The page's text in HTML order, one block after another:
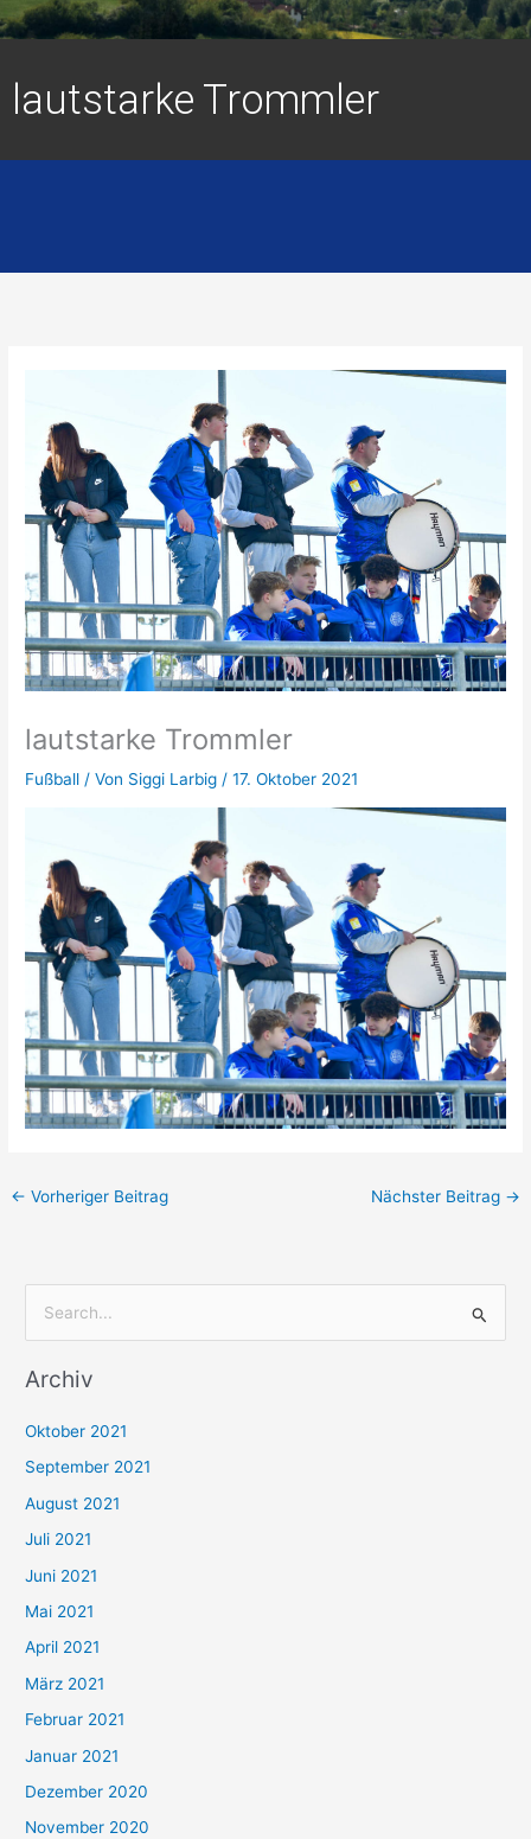
lautstarke Trommler
lautstarke Trommler
Fußball / Von Siggi Larbig/17. Oktober 2021
← Vorheriger Beitrag Nächster Beitrag →
c
n
n
a
c
h
:
Archiv
Oktober 2021
September 2021
August 2021
Juli 2021
Juni 2021
Mai 2021
April 2021
März 2021
Februar 2021
Januar 2021
Dezember 2020
November 2020